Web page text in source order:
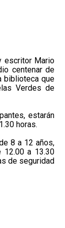
escritor Mario
centenar de
biblioteca que
Verdes de
estarán
horas.
8 a 12 años,
12.00 a 13.30
de seguridad